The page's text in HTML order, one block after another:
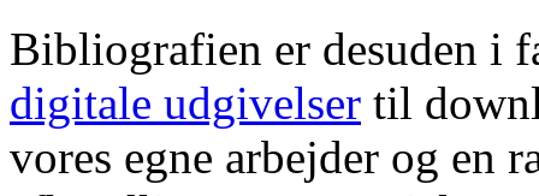
Bibliografien er desuden i
digitale udgivelser til
vores egne arbejder og en